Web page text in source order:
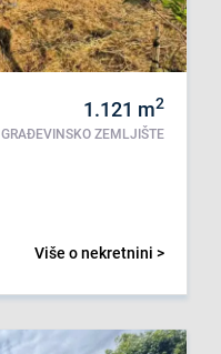
1.121 m2
GRAĐEVINSKO ZEMLJIŠTE
Više o nekretnini >